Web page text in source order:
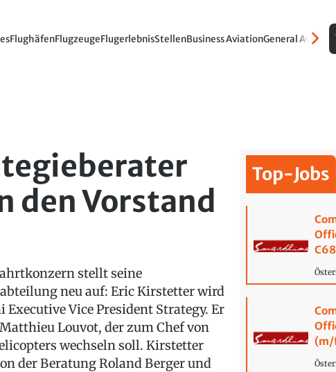
FlughäfenFlugzeugeFlugerlebnisStellenBusiness AviationGeneral
den Vorstand
stellt seine
neu auf: Eric Kirstetter wird
Executive Vice President Strategy. Er
Louvot, der zum Chef von
wechseln soll. Kirstetter
der Beratung Roland Berger und
Top-Jobs